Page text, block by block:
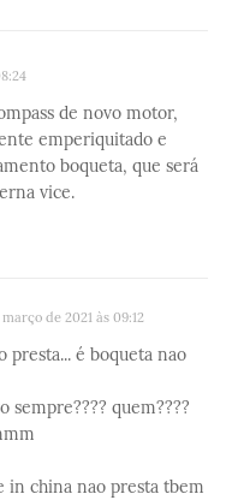
de novo motor,
emperiquitado e
boqueta, que será
vice.
março de 2021 às 09:12
presta... é boqueta nao
sempre???? quem????
in china nao presta tbem